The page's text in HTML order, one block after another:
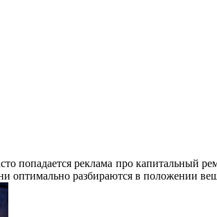
попадается реклама про капитальный
оптимально разбираются в положении